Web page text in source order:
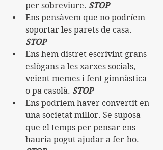
per sobreviure. STOP
Ens pensàvem que no podríem
soportar les parets de casa.
STOP
Ens hem distret escrivint grans
eslògans a les xarxes socials,
veient memes i fent gimnàstica
o pa casolà. STOP
Ens podríem haver convertit en
una societat millor. Se suposa
que el temps per pensar ens
hauria pogut ajudar a fer-ho.